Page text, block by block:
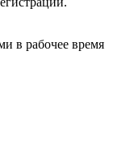
в рабочее время